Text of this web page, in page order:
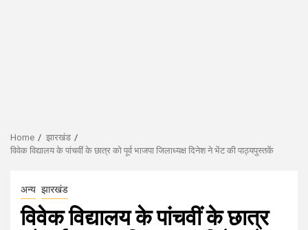
Home
झारखंड
विवेक विद्यालय के पांचवीं के छात्र को पूर्व भाजपा जिलाध्यक्ष दिनेश ने भेंट की पाठ्यपुस्तकें
अन्य झारखंड
विवेक विद्यालय के पांचवीं के छात्र